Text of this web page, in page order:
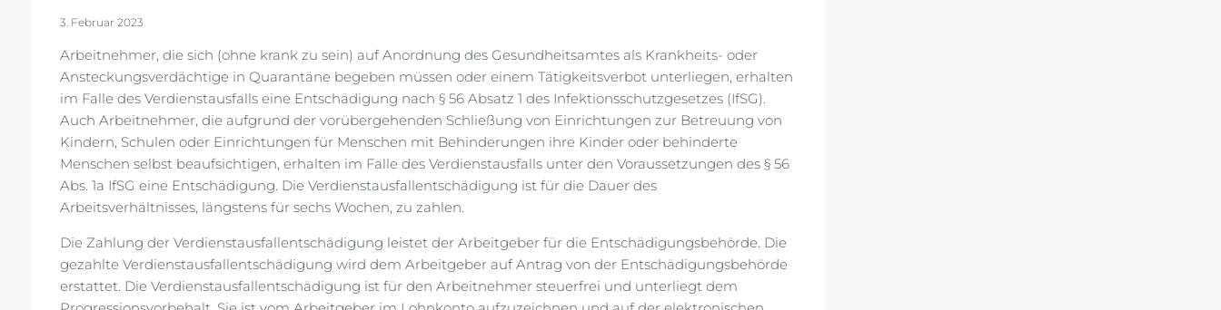
3. Februar 2023
Arbeitnehmer, die sich (ohne krank zu sein) auf Anordnung des Gesundheitsamtes als Krankheits- oder
Ansteckungsverdächtige in Quarantäne begeben müssen oder einem Tätigkeitsverbot unterliegen, erhalten
im Falle des Verdienstausfalls eine Entschädigung nach § 56 Absatz 1 des Infektionsschutzgesetzes (IfSG).
Auch Arbeitnehmer, die aufgrund der vorübergehenden Schließung von Einrichtungen zur Betreuung von
Kindern, Schulen oder Einrichtungen für Menschen mit Behinderungen ihre Kinder oder behinderte
Menschen selbst beaufsichtigen, erhalten im Falle des Verdienstausfalls unter den Voraussetzungen des § 56
Abs. 1a IfSG eine Entschädigung. Die Verdienstausfallentschädigung ist für die Dauer des
Arbeitsverhältnisses, längstens für sechs Wochen, zu zahlen.
Die Zahlung der Verdienstausfallentschädigung leistet der Arbeitgeber für die Entschädigungsbehörde. Die
gezahlte Verdienstausfallentschädigung wird dem Arbeitgeber auf Antrag von der Entschädigungsbehörde
erstattet. Die Verdienstausfallentschädigung ist für den Arbeitnehmer steuerfrei und unterliegt dem